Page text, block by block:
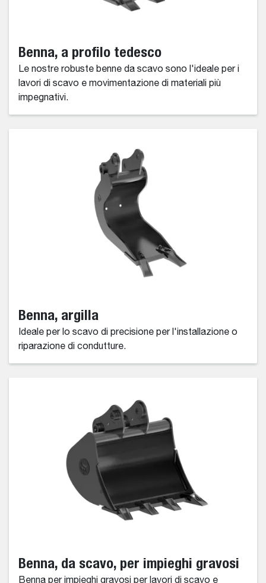
Benna, a profilo tedesco
Le nostre robuste benne da scavo sono l'ideale per i
lavori di scavo e movimentazione di materiali più
impegnativi.
Benna, argilla
Ideale per lo scavo di precisione per l'installazione o
riparazione di condutture.
Benna, da scavo, per impieghi gravosi
Benna per impieghi gravosi per lavori di scavo e